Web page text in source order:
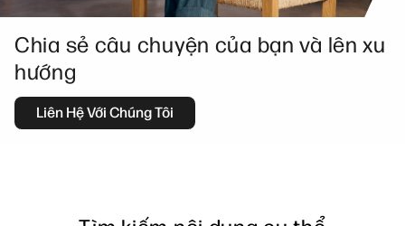
Chia sẻ câu chuyện của bạn và lên xu
hướng
Liên Hệ Với Chúng Tôi